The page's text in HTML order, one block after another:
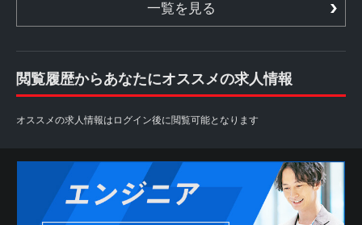
一覧を見る
閲覧履歴からあなたにオススメの求人情報
オススメの求人情報はログイン後に閲覧可能となります